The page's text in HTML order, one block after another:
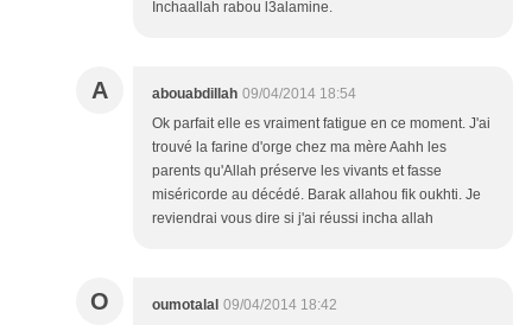
Inchaallah rabou l3alamine.
A abouabdillah 09/04/2014 18:54
Ok parfait elle es vraiment fatigue en ce moment. J'ai
trouvé la farine d'orge chez ma mère Aahh les
parents qu'Allah préserve les vivants et fasse
miséricorde au décédé. Barak allahou fik oukhti. Je
reviendrai vous dire si j'ai réussi incha allah
O oumotalal 09/04/2014 18:42